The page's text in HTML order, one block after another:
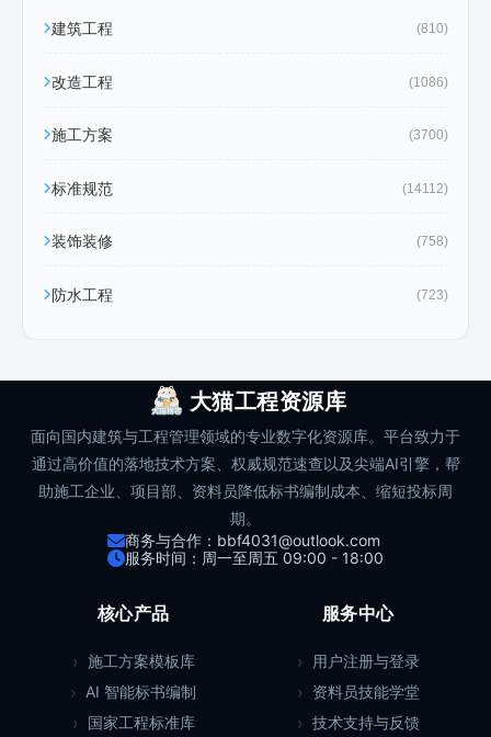
建筑工程 (810)
改造工程 (1086)
施工方案 (3700)
标准规范 (14112)
装饰装修 (758)
防水工程 (723)
大猫工程资源库
面向国内建筑与工程管理领域的专业数字化资源库。平台致力于
通过高价值的落地技术方案、权威规范速查以及尖端AI引擎，帮
助施工企业、项目部、资料员降低标书编制成本、缩短投标周
期。
商务与合作：bbf4031@outlook.com
服务时间：周一至周五 09:00 - 18:00
核心产品
施工方案模板库
AI 智能标书编制
国家工程标准库
服务中心
用户注册与登录
资料员技能学堂
技术支持与反馈